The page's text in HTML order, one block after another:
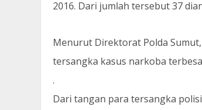
2016. Dari jumlah tersebut 37
Menurut Direktorat Polda
tersangka kasus narkoba
.
Dari tangan para tersangka